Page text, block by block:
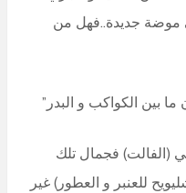
موضة جديدة..فهل من
بين الكواكب و البدر”
(الفالت) فجمال تلك
للعنبر و العطور) غير